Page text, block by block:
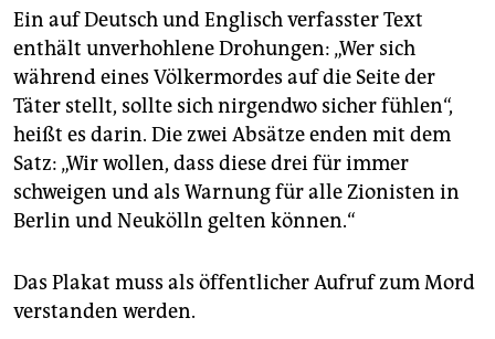
Ein auf Deutsch und Englisch verfasster Text
enthält unverhohlene Drohungen: „Wer sich
während eines Völkermordes auf die Seite der
Täter stellt, sollte sich nirgendwo sicher fühlen“,
heißt es darin. Die zwei Absätze enden mit dem
Satz: „Wir wollen, dass diese drei für immer
schweigen und als Warnung für alle Zionisten in
Berlin und Neukölln gelten können.“
Das Plakat muss als öffentlicher Aufruf zum Mord
verstanden werden.